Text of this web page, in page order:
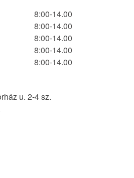
8:00-14.00
8:00-14.00
8:00-14.00
8:00-14.00
8:00-14.00
u. 2-4 sz.